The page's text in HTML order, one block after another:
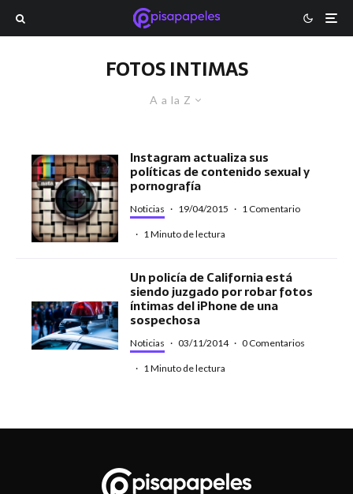
FOTOS INTIMAS
A a la Z
Instagram actualiza sus
políticas de contenido sexual y
pornografía
Noticias · 19/04/2015 · 1 Comentario
· 1 Minuto de lectura
Un policía de California está
siendo juzgado por robar fotos
íntimas del iPhone de una
sospechosa
Noticias · 03/11/2014 · 0 Comentarios
· 1 Minuto de lectura